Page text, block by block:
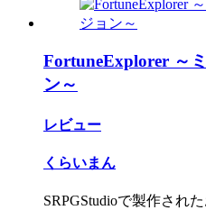
FortuneExplorer ～
ン～
レビュー
くらいまん
SRPGStudioで製作され